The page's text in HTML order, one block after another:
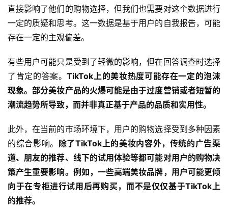
直接影响了他们的购物选择，但我们也需要对这个数据进行
一定的质疑和思考。这一数据是基于用户的自我报告，可能
存在一定的主观偏差。
有些用户可能只是受到了轻微的影响，但在回答调查时选择
了肯定的答案。TikTok上的美妆热度可能存在一定的泡沫
现象。部分美妆产品的火爆可能是由于过度营销或者短暂的
潮流趋势所导致，而并非真正基于产品的品质和实用性。
此外，在当前的市场环境下，用户的购物选择受到多种因素
的综合影响。 除了TikTok上的美妆内容外，传统的广告渠
道、朋友的推荐、线下的试用体验等都可能对用户的购物决
策产生重要影响。例如，一些高端美妆品牌，用户可能更倾
向于在专柜进行试用后再购买，而不是仅仅基于TikTok上
的推荐。